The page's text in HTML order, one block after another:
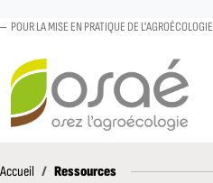
POUR LA MISE EN PRATIQUE DE L'AGROÉCOLOGIE
Accueil AccueilRessources